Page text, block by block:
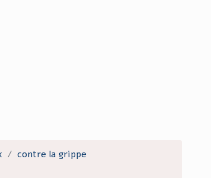
contre la grippe